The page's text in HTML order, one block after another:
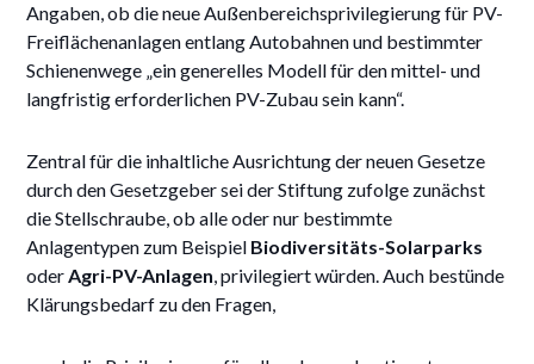
Angaben, ob die neue Außenbereichsprivilegierung für PV-
Freiflächenanlagen entlang Autobahnen und bestimmter
Schienenwege „ein generelles Modell für den mittel- und
langfristig erforderlichen PV-Zubau sein kann“.
Zentral für die inhaltliche Ausrichtung der neuen Gesetze
durch den Gesetzgeber sei der Stiftung zufolge zunächst
die Stellschraube, ob alle oder nur bestimmte
Anlagentypen zum Beispiel Biodiversitäts-Solarparks
oderAgri-PV-Anlagen, privilegiert würden. Auch bestünde
Klärungsbedarf zu den Fragen,